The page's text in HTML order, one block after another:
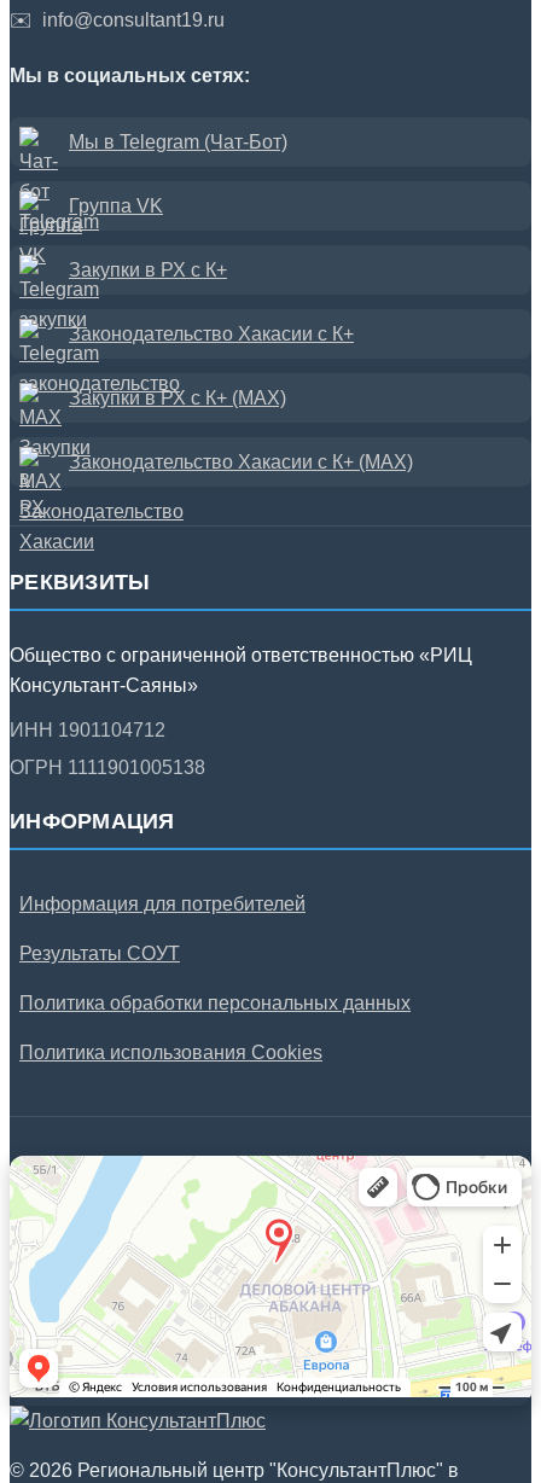
✉️
info@consultant19.ru
Мы в социальных сетях:
Мы в Telegram (Чат-Бот)
Группа VK
Закупки в РХ с К+
Законодательство Хакасии с К+
Закупки в РХ с К+ (MAX)
Законодательство Хакасии с К+ (MAX)
РЕКВИЗИТЫ
Общество с ограниченной ответственностью «РИЦ
Консультант-Саяны»
ИНН 1901104712
ОГРН 1111901005138
ИНФОРМАЦИЯ
Информация для потребителей
Результаты СОУТ
Политика обработки персональных данных
Политика использования Cookies
© 2026 Региональный центр "КонсультантПлюс" в